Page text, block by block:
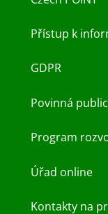
Přístup k
GDPR
Povinná
Program
Úřad online
Kontakty na